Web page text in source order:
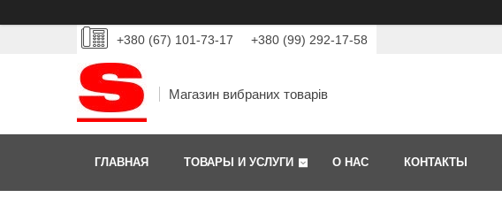
+380 (67) 101-73-17 +380 (99) 292-17-58
Магазин вибраних товарів
ГЛАВНАЯ ТОВАРЫ И УСЛУГИ О НАС КОНТАКТЫ